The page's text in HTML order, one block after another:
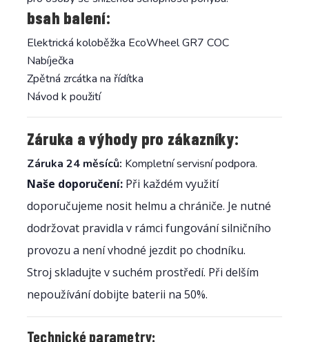
bsah balení:
Elektrická koloběžka EcoWheel GR7 COC
Nabíječka
Zpětná zrcátka na řídítka
Návod k použití
Záruka a výhody pro zákazníky:
Záruka 24 měsíců: Kompletní servisní podpora.
Naše doporučení: Při každém využití
doporučujeme nosit helmu a chrániče. Je nutné
dodržovat pravidla v rámci fungování silničního
provozu a není vhodné jezdit po chodníku.
Stroj skladujte v suchém prostředí. Při delším
nepoužívání dobijte baterii na 50%.
Technické parametry: